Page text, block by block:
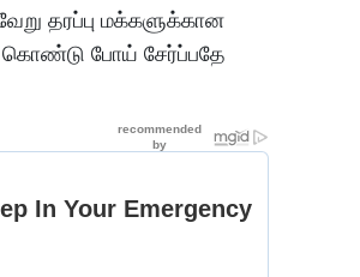
தரப்பு மக்களுக்கான
கொண்டு போய் சேர்ப்பதே